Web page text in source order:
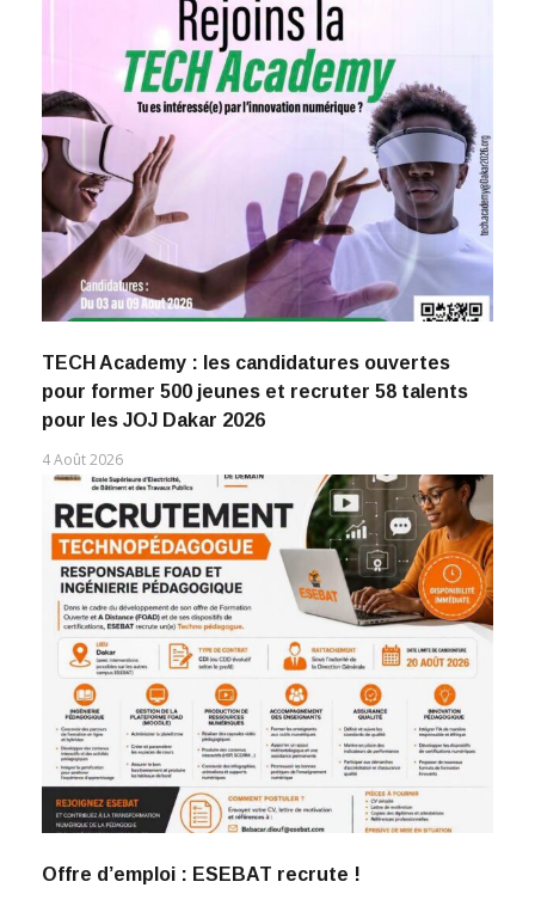
TECH Academy : les candidatures ouvertes
pour former 500 jeunes et recruter 58 talents
pour les JOJ Dakar 2026
4 Août 2026
Offre d’emploi : ESEBAT recrute !